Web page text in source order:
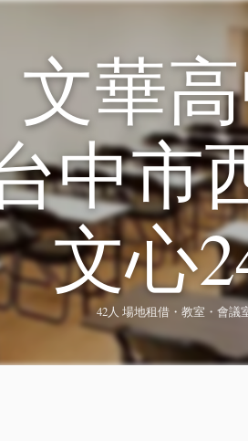
文華
中市
文心
42人 場地租借・教室・會議